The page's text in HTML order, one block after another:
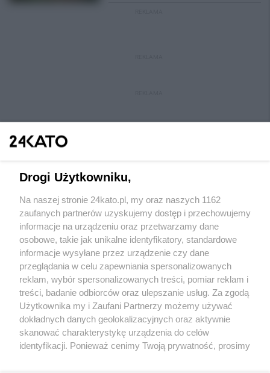
Wydawca mediów lokalnych
Nie zapomnij
zapoznać się z:
polityką prywatności regulamin korzystania z portali
Twojemiasto
Piekary Śląskie
Chorzów
Tarnowskie Góry
Skontakuj sięz nami
Kontakt
Wydawca
Redakcja
Drogi Użytkowniku,
Na naszej stronie 24kato.pl, my oraz naszych 1162
zaufanych partnerów uzyskujemy dostęp i przechowujemy
informacje na urządzeniu oraz przetwarzamy dane
osobowe, takie jak unikalne identyfikatory, standardowe
informacje wysyłane przez urządzenie czy dane
przeglądania w celu zapewniania spersonalizowanych
reklam, wybór spersonalizowanych treści, pomiar reklam i
treści, badanie odbiorców oraz ulepszanie usług. Za zgodą
Użytkownika my i Zaufani Partnerzy możemy używać
dokładnych danych geolokalizacyjnych oraz aktywnie
skanować charakterystykę urządzenia do celów
identyfikacji. Ponieważ cenimy Twoją prywatność, prosimy